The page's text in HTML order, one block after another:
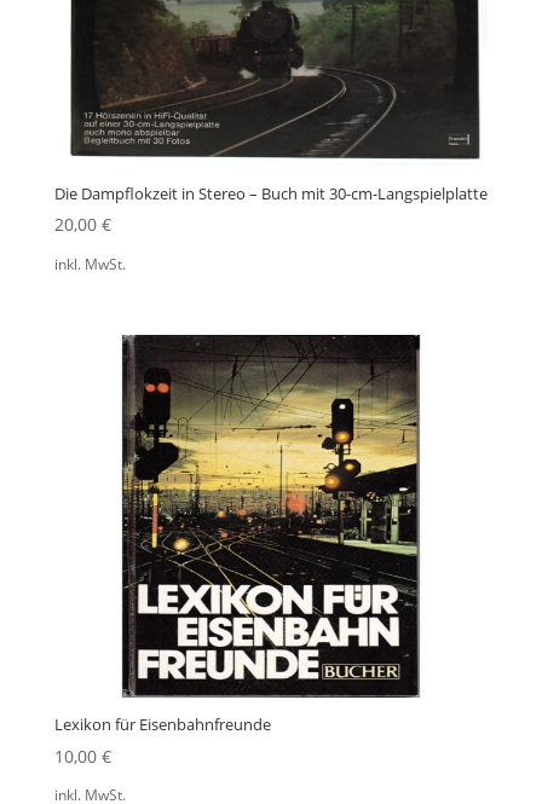
Die Dampflokzeit in Stereo – Buch mit 30-cm-Langspielplatte
20,00 €
inkl. MwSt.
Lexikon für Eisenbahnfreunde
10,00 €
inkl. MwSt.